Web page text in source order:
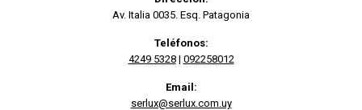
Av. Italia 0035. Esq. Patagonia
Teléfonos:
4249 5328| 092258012
Email:
serlux@serlux.com.uy